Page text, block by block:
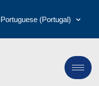
Portuguese (Portugal)